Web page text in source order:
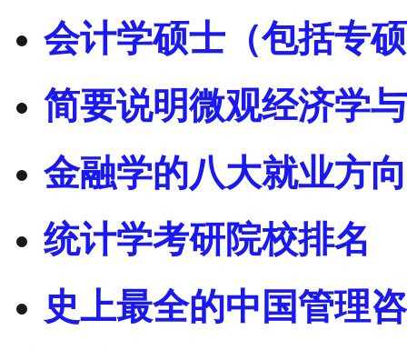
会计学硕士（包括专
简要说明微观经济学
金融学的八大就业方
统计学考研院校排名
史上最全的中国管理